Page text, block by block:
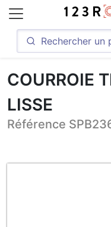
COURROIE
LISSE
Référence